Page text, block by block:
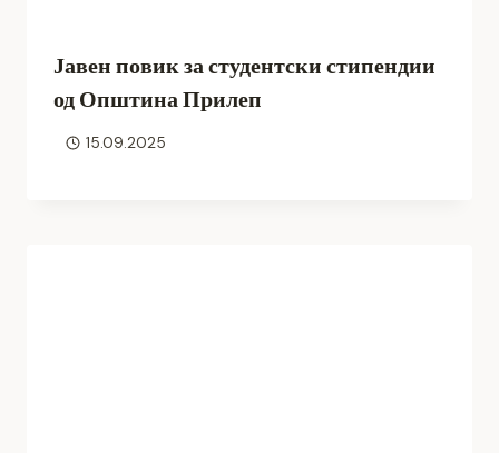
Јавен повик за студентски стипендии
од Општина Прилеп
15.09.2025